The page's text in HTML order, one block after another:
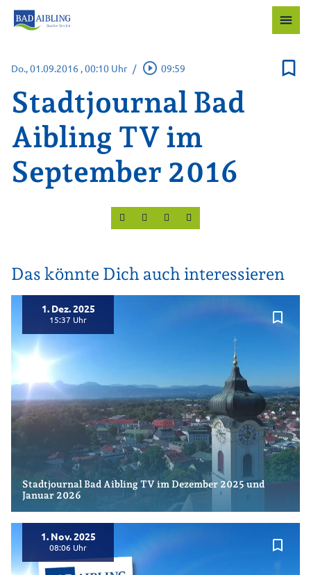
menu
Do., 01.09.2016 , 00:10 Uhr / play_circle_outline 09:59 bookmark_border
Stadtjournal Bad
Aibling TV im
September 2016
Das könnte Dich auch interessieren
bookmark_border
1. Dez. 2025
15:37
Stadtjournal Bad Aibling TV im Dezember 2025 und
Januar 2026
bookmark_border
1. Nov. 2025
08:06